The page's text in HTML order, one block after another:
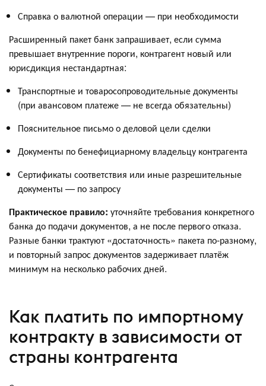
Справка о валютной операции — при необходимости
Расширенный пакет банк запрашивает, если сумма
превышает внутренние пороги, контрагент новый или
юрисдикция нестандартная:
Транспортные и товаросопроводительные документы
(при авансовом платеже — не всегда обязательны)
Пояснительное письмо о деловой цели сделки
Документы по бенефициарному владельцу контрагента
Сертификаты соответствия или иные разрешительные
документы — по запросу
Практическое правило: уточняйте требования конкретного
банка до подачи документов, а не после первого отказа.
Разные банки трактуют «достаточность» пакета по-разному,
и повторный запрос документов задерживает платёж
минимум на несколько рабочих дней.
Как платить по импортному
контракту в зависимости от
страны контрагента